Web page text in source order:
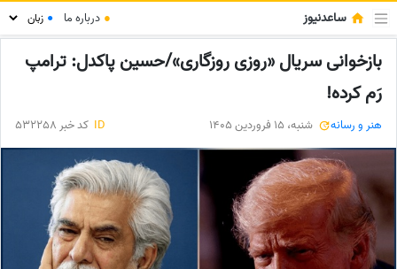
ساعدنیوز ● درباره ما ●
بازخوانی سریال «روزی روزگاری»/حسین پاکدل: ترامپ
رَم کرده!
هنر و رسانه شنبه، 15 فروردین 1405 ID کد خبر 532258